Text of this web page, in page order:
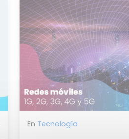
En Tecnología